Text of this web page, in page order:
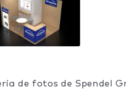
de fotos de Spendel